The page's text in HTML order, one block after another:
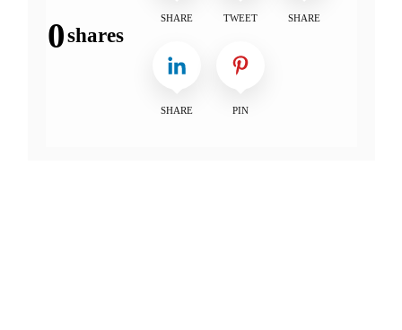
0shares
SHARE TWEET SHARE
SHARE PIN